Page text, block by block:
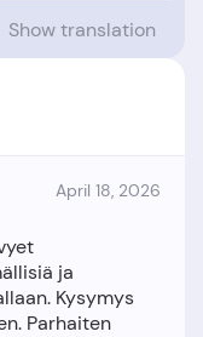
Show translation
April 18, 2026
ja
Kysymys
Parhaiten